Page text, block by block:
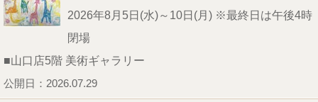
2026年8月5日(水)～10日(月) ※最終日は午後4時
閉場
■山口店5階 美術ギャラリー
公開日：2026.07.29